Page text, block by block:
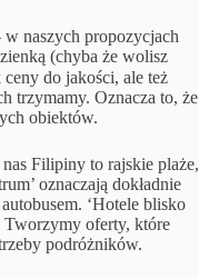
w naszych propozycjach
(chyba że wolisz
do jakości, ale też
trzymamy. Oznacza to, że
obiektów.
Filipiny to rajskie plaże,
oznaczają dokładnie
‘Hotele blisko
Tworzymy oferty, które
podróżników.